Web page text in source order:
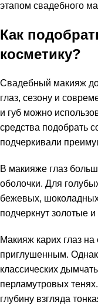
этапом свадебного
Как
косметику?
Свадебный макияж
глаз, сезону и
и губ можно
средства подобрать
подчеркивали
В макияже глаз
оболочки. Для
бежевых, шоколадных
подчеркнут золотые
Макияж карих глаз
приглушенным.
классических
перламутровых
глубину взгляда